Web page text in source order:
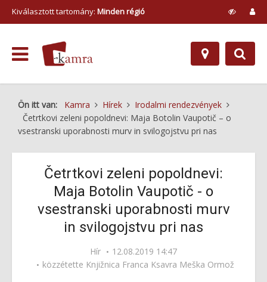
Kiválasztott tartomány: Minden régió
Ön itt van: Kamra Hírek
Irodalmi rendezvények
Četrtkovi zeleni popoldnevi: Maja Botolin Vaupotič – o
vsestranski uporabnosti murv in svilogojstvu pri nas
Četrtkovi zeleni popoldnevi:
Maja Botolin Vaupotič - o
vsestranski uporabnosti murv
in svilogojstvu pri nas
Hír
12.08.2019 14:47
közzétette Knjižnica Franca Ksavra Meška Ormož